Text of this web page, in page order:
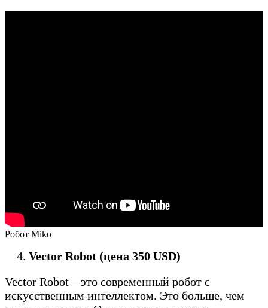
Робот Miko
Vector Robot (цена 350 USD)
Vector Robot – это современный робот с
искусственным интеллектом. Это больше, чем